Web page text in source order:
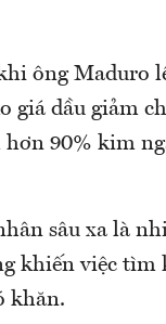
ông Maduro
giá dầu giảm
90% kim
sâu xa là
khiến việc tìm
khăn.